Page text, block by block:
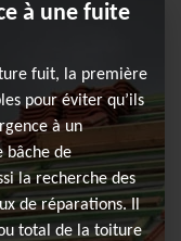
à une fuite
fuit, la première
pour éviter qu’ils
à un
bâche de
la recherche des
de réparations. Il
total de la toiture